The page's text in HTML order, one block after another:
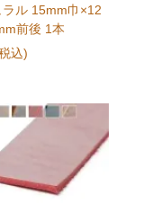
ル 15mm巾×12
前後 1本
込)